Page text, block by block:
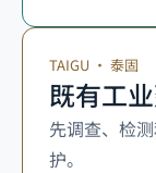
TAIGU · 泰固
既有工
先调查、检
护。